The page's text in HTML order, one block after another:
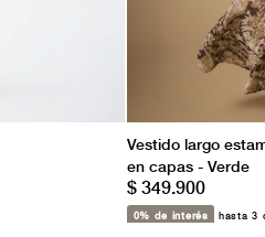
Vestido largo
en capas - Verde
$ 349.900
0% de interés hasta 3